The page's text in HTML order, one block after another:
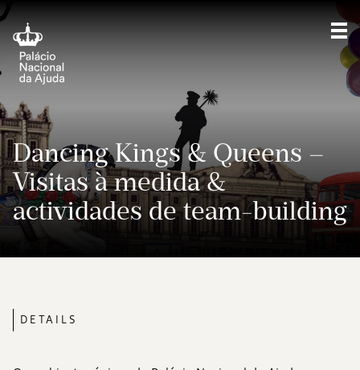
Dancing Kings & Queens –
Visitas à medida &
actividades de team-building
DETAILS